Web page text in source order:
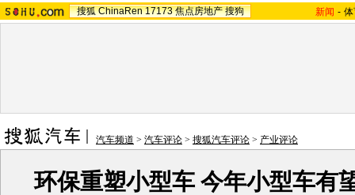
搜狐 ChinaRen 17173 焦点房地产 搜狗 新闻 -
汽车频道 > 汽车评论 > 搜狐汽车评论 > 产业评论
环保重塑小型车 今年小型车有